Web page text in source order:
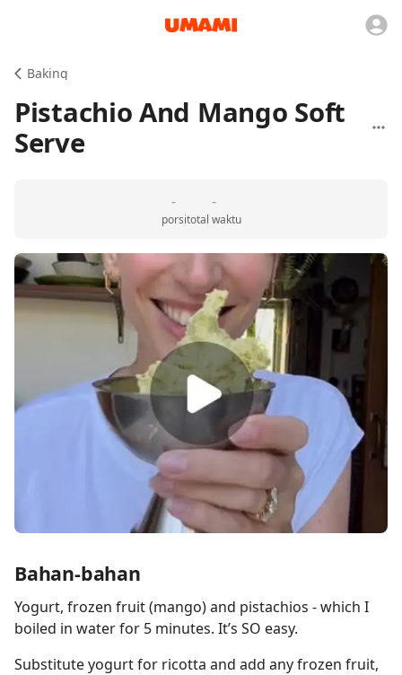
Baking
Pistachio And Mango Soft
Serve
-
porsi
-
total waktu
Bahan-bahan
Yogurt, frozen fruit (mango) and pistachios - which I
boiled in water for 5 minutes. It’s SO easy.
Substitute yogurt for ricotta and add any frozen fruit,